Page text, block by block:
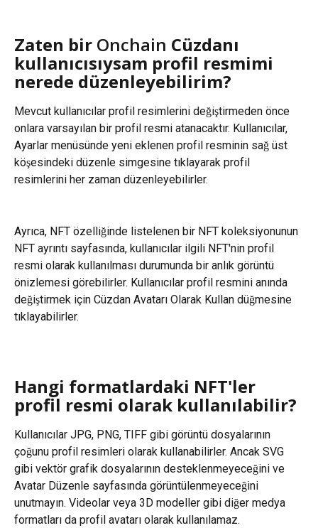
Zaten bir Onchain Cüzdanı
kullanıcısıysam profil resmimi
nerede düzenleyebilirim?
Mevcut kullanıcılar profil resimlerini değiştirmeden önce
onlara varsayılan bir profil resmi atanacaktır. Kullanıcılar,
Ayarlar menüsünde yeni eklenen profil resminin sağ üst
köşesindeki düzenle simgesine tıklayarak profil
resimlerini her zaman düzenleyebilirler.
Ayrıca, NFT özelliğinde listelenen bir NFT koleksiyonunun
NFT ayrıntı sayfasında, kullanıcılar ilgili NFT'nin profil
resmi olarak kullanılması durumunda bir anlık görüntü
önizlemesi görebilirler. Kullanıcılar profil resmini anında
değiştirmek için Cüzdan Avatarı Olarak Kullan düğmesine
tıklayabilirler.
Hangi formatlardaki NFT'ler
profil resmi olarak kullanılabilir?
Kullanıcılar JPG, PNG, TIFF gibi görüntü dosyalarının
çoğunu profil resimleri olarak kullanabilirler. Ancak SVG
gibi vektör grafik dosyalarının desteklenmeyeceğini ve
Avatar Düzenle sayfasında görüntülenmeyeceğini
unutmayın. Videolar veya 3D modeller gibi diğer medya
formatları da profil avatarı olarak kullanılamaz.